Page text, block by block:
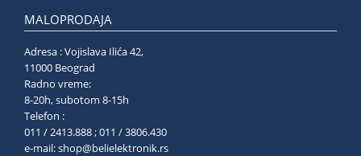
MALOPRODAJA
Adresa : Vojislava Ilića 42,
11000 Beograd
Radno vreme:
8-20h, subotom 8-15h
Telefon :
011 / 2413.888 ; 011 / 3806.430
e-mail:shop@belielektronik.rs